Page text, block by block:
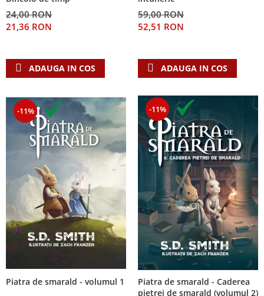
24,00 RON
21,36 RON
ADAUGA IN COS
59,00 RON
52,51 RON
ADAUGA IN COS
-11%
Piatra de smarald - volumul 1
-11%
Piatra de smarald - Caderea
pietrei de smarald (volumul 2)